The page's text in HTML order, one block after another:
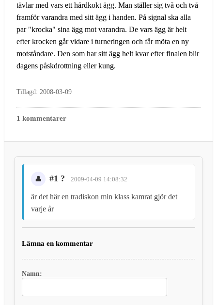
tävlar med vars ett hårdkokt ägg. Man ställer sig två och två
framför varandra med sitt ägg i handen. På signal ska alla
par "krocka" sina ägg mot varandra. De vars ägg är helt
efter krocken går vidare i turneringen och får möta en ny
motståndare. Den som har sitt ägg helt kvar efter finalen blir
dagens påskdrottning eller kung.
Tillagd: 2008-03-09
1 kommentarer
#1 ? 2009-04-09 14:08:32
är det här en tradiskon min klass kamrat gjör det
varje år
Lämna en kommentar
Namn: